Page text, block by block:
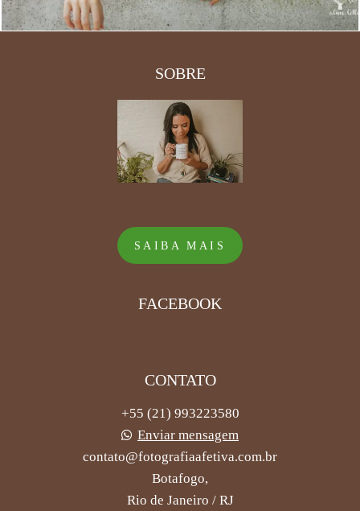
SOBRE
SAIBA MAIS
FACEBOOK
CONTATO
+55 (21) 993223580
Enviar mensagem
contato@fotografiaafetiva.com.br
Botafogo,
Rio de Janeiro / RJ